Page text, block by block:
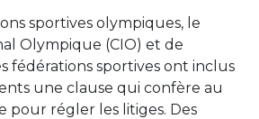
sportives olympiques, le
Olympique (CIO) et de
fédérations sportives ont inclus
une clause qui confère au
pour régler les litiges. Des